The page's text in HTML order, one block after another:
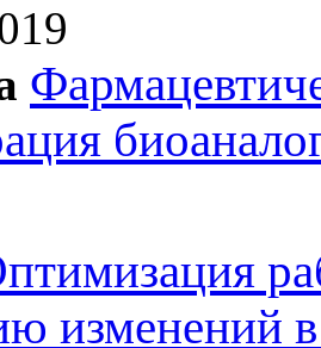
изменений